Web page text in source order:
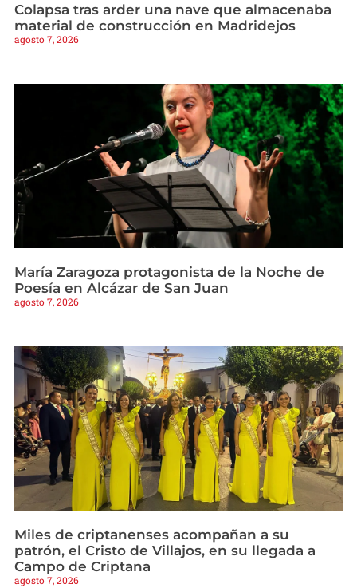
Colapsa tras arder una nave que almacenaba
material de construcción en Madridejos
agosto 7, 2026
María Zaragoza protagonista de la Noche de
Poesía en Alcázar de San Juan
agosto 7, 2026
Miles de criptanenses acompañan a su
patrón, el Cristo de Villajos, en su llegada a
Campo de Criptana
agosto 7, 2026